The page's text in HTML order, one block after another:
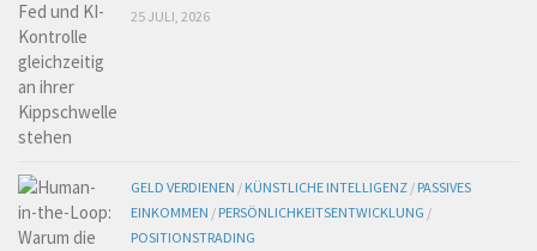
25 JULI, 2026
GELD VERDIENEN / KÜNSTLICHE INTELLIGENZ / PASSIVES
EINKOMMEN / PERSÖNLICHKEITSENTWICKLUNG /
POSITIONSTRADING